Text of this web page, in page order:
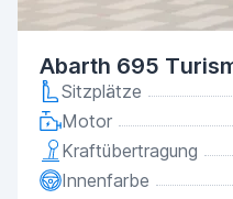
Abarth 695
Sitzplätze
Motor
Kraftübertragung
Innenfarbe